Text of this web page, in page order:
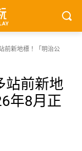
前新地標！「明治公
站前新地
年8月正